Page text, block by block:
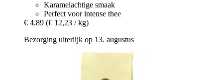
Karamelachtige smaak
Perfect voor intense thee
€ 4,89 (€ 12,23 / kg)
Bezorging uiterlijk op 13. augustus